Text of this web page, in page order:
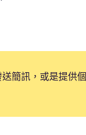
簡訊，或是提供個